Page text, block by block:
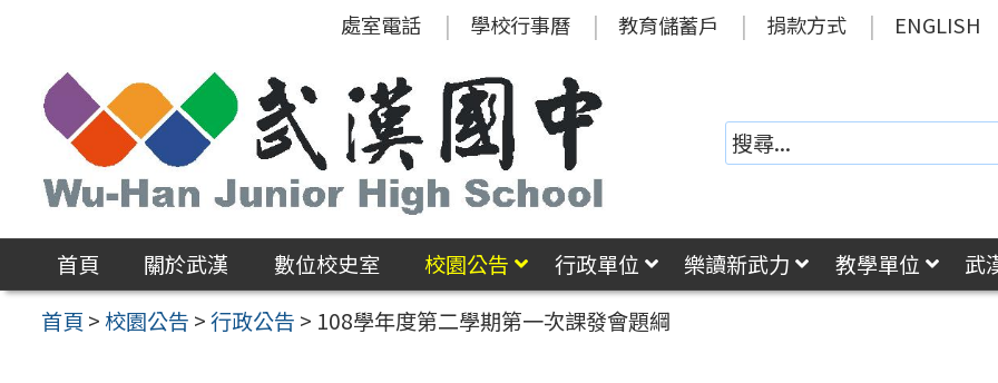
區
處室電話 學校行事曆 教育儲蓄戶 捐款方式 ENGLISH
首頁 關於武漢 數位校史室 校園公告 行政單位 樂讀新武力 教學單位
武
首頁 >校園公告 >行政公告 > 108學年度第二學期第一次課發會題綱